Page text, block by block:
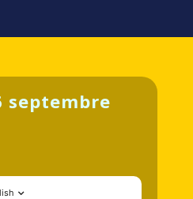
septembre